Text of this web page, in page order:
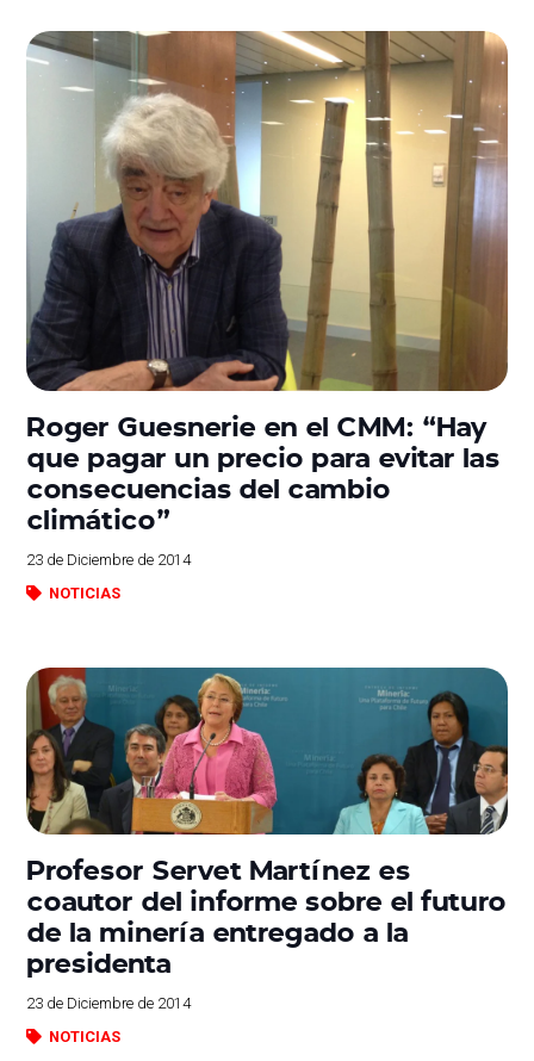
Roger Guesnerie en el CMM: “Hay
que pagar un precio para evitar las
consecuencias del cambio
climático”
23 de Diciembre de 2014
NOTICIAS
Profesor Servet Martínez es
coautor del informe sobre el futuro
de la minería entregado a la
presidenta
23 de Diciembre de 2014
NOTICIAS